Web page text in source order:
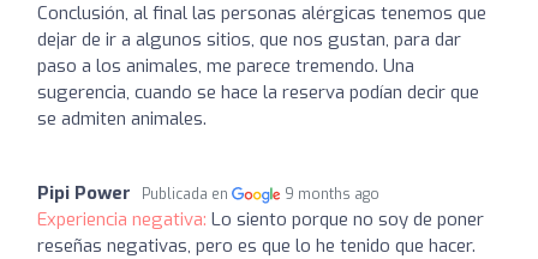
Conclusión, al final las personas alérgicas tenemos que
dejar de ir a algunos sitios, que nos gustan, para dar
paso a los animales, me parece tremendo. Una
sugerencia, cuando se hace la reserva podían decir que
se admiten animales.
Pipi Power Publicada en 9 months ago
Experiencia negativa: Lo siento porque no soy de poner
reseñas negativas, pero es que lo he tenido que hacer.